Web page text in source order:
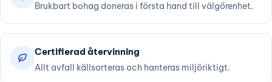
Brukbart bohag doneras i första hand till välgörenhet.
Certifierad återvinning
Allt avfall källsorteras och hanteras miljöriktigt.